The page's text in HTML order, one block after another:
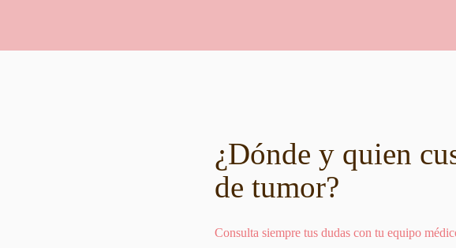
¿Dónde y quien
de tumor?
Consulta siempre tus dudas con tu equipo